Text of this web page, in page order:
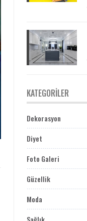
KATEGORILER
Dekorasyon
Diyet
Foto Galeri
Güzellik
Moda